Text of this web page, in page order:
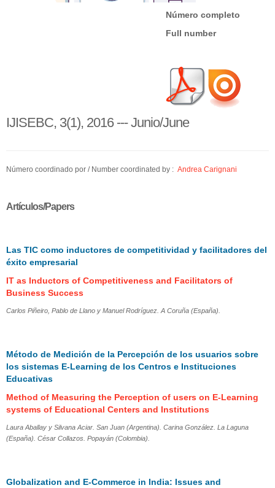
Número completo
Full number
IJISEBC, 3(1), 2016 --- Junio/June
Número coordinado por / Number coordinated by : Andrea Carignani
Artículos/Papers
Las TIC como inductores de competitividad y facilitadores del
éxito empresarial
IT as Inductors of Competitiveness and Facilitators of
Business Success
Carlos Piñeiro, Pablo de Llano y Manuel Rodríguez. A Coruña (España).
Método de Medición de la Percepción de los usuarios sobre
los sistemas E-Learning de los Centros e Instituciones
Educativas
Method of Measuring the Perception of users on E-Learning
systems of Educational Centers and Institutions
Laura Aballay y Silvana Aciar. San Juan (Argentina). Carina González. La Laguna
(España). César Collazos. Popayán (Colombia).
Globalization and E-Commerce in India: Issues and